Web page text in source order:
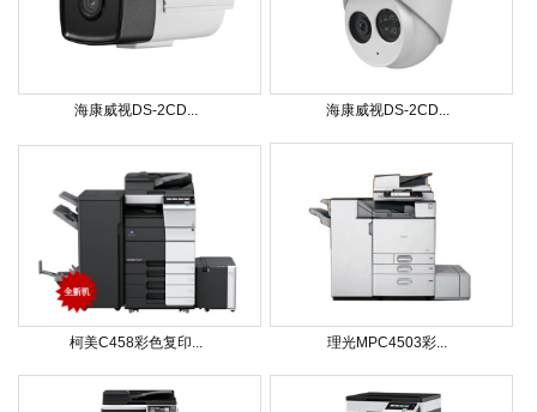
海康威视DS-2CD... 海康威视DS-2CD...
柯美C458彩色复印... 理光MPC4503彩...